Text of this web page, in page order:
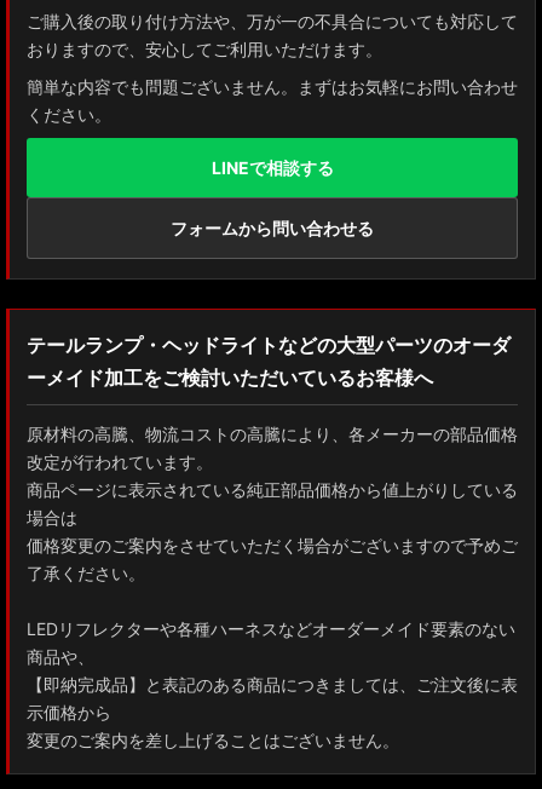
AXUH80/85 MXUA80/85 ハリアー
ZSU60 ハリアー
MXAA54 AXAH54/52 RAV4
GDJ150W/151 WTRJ150 ランドクルーザー プラド
ZVG11/ZSG10 カローラクロス
GXPA16 MXPA12 GRヤリス
MXPH10/MXPA10/MXBA10/KSP210 ヤリス
MXPJ10/15 MXPB10/15 ヤリスクロス
ZYX10 NGX50 C-HR
AAHH40W/AAHH45W/TAHA40W ヴェルファイア
AAHH40W/AAHH45W/AGH40W アルファード
AYH30/GGH30/35/AGH30/35 ヴェルファイア
AYH30/GGH30/35/AGH30/35 アルファード
ご購入後の取り付け方法や、万が一の不具合についても対応して
おりますので、安心してご利用いただけます。
簡単な内容でも問題ございません。まずはお気軽にお問い合わせ
ください。
LINEで相談する
フォームから問い合わせる
テールランプ・ヘッドライトなどの大型パーツのオーダ
ーメイド加工をご検討いただいているお客様へ
原材料の高騰、物流コストの高騰により、各メーカーの部品価格
改定が行われています。
商品ページに表示されている純正部品価格から値上がりしている
場合は
価格変更のご案内をさせていただく場合がございますので予めご
了承ください。
LEDリフレクターや各種ハーネスなどオーダーメイド要素のない
商品や、
【即納完成品】と表記のある商品につきましては、ご注文後に表
示価格から
変更のご案内を差し上げることはございません。